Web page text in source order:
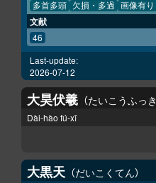
多首多頭 欠損・多過 画像有り
文献
46
Last-update:
2026-07-12
大昊伏羲 たいこうふっき
Dài-hào fú-xī
大黒天 だいこくてん